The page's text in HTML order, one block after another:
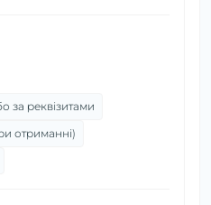
за реквізитами
отриманні)